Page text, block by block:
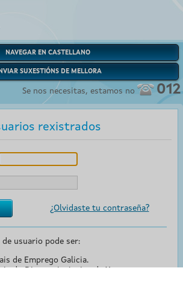
NAVEGAR EN CASTELLANO
SUXESTIÓNS DE MELLORA
Se nos necesitas, estamos no 012
rexistrados
¿Olvidaste tu contraseña?
usuario pode ser:
de Emprego Galicia.
NIE.